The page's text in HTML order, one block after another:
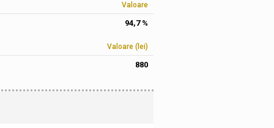
Valoare
94,7 %
Valoare (lei)
880